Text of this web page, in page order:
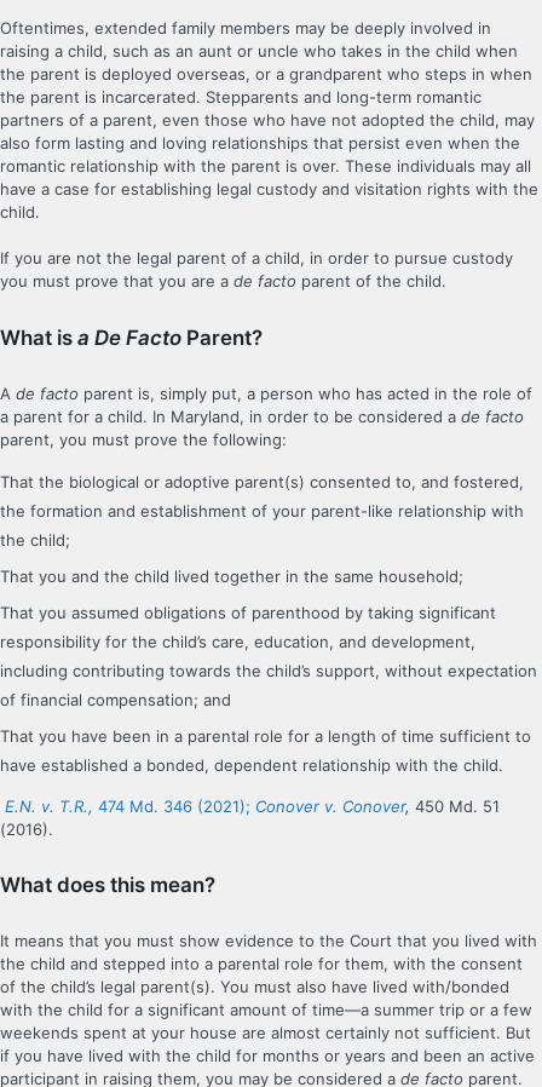
Oftentimes, extended family members may be deeply involved in
raising a child, such as an aunt or uncle who takes in the child when
the parent is deployed overseas, or a grandparent who steps in when
the parent is incarcerated. Stepparents and long-term romantic
partners of a parent, even those who have not adopted the child, may
also form lasting and loving relationships that persist even when the
romantic relationship with the parent is over. These individuals may all
have a case for establishing legal custody and visitation rights with the
child.
If you are not the legal parent of a child, in order to pursue custody
you must prove that you are a de facto parent of the child.
What is a De Facto Parent?
A de facto parent is, simply put, a person who has acted in the role of
a parent for a child. In Maryland, in order to be considered a de facto
parent, you must prove the following:
That the biological or adoptive parent(s) consented to, and fostered,
the formation and establishment of your parent-like relationship with
the child;
That you and the child lived together in the same household;
That you assumed obligations of parenthood by taking significant
responsibility for the child’s care, education, and development,
including contributing towards the child’s support, without expectation
of financial compensation; and
That you have been in a parental role for a length of time sufficient to
have established a bonded, dependent relationship with the child.
E.N. v. T.R., 474 Md. 346 (2021); Conover v. Conover, 450 Md. 51
(2016).
What does this mean?
It means that you must show evidence to the Court that you lived with
the child and stepped into a parental role for them, with the consent
of the child’s legal parent(s). You must also have lived with/bonded
with the child for a significant amount of time—a summer trip or a few
weekends spent at your house are almost certainly not sufficient. But
if you have lived with the child for months or years and been an active
participant in raising them, you may be considered a de facto parent.